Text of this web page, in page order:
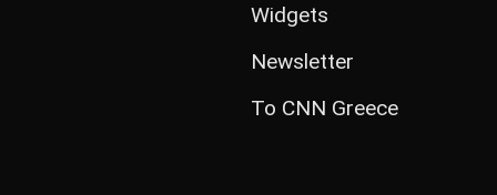
Widgets
Newsletter
Το CNN Greece